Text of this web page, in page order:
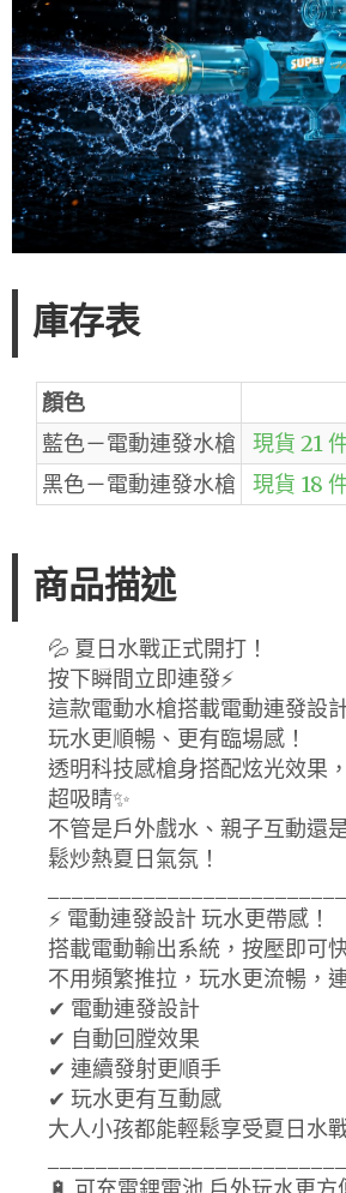
庫存表
顏色
藍色－電動連發水槍
現貨 21
黑色－電動連發水槍
現貨 18
商品描述
💦 夏日水戰正式開打！
按下瞬間立即連發⚡
這款電動水槍搭載電動連發設
玩水更順暢、更有臨場感！
透明科技感槍身搭配炫光效果
超吸睛✨
不管是戶外戲水、親子互動還
鬆炒熱夏日氣氛！
⚡ 電動連發設計 玩水更帶感！
搭載電動輸出系統，按壓即可
不用頻繁推拉，玩水更流暢，
✔ 電動連發設計
✔ 自動回膛效果
✔ 連續發射更順手
✔ 玩水更有互動感
大人小孩都能輕鬆享受夏日水